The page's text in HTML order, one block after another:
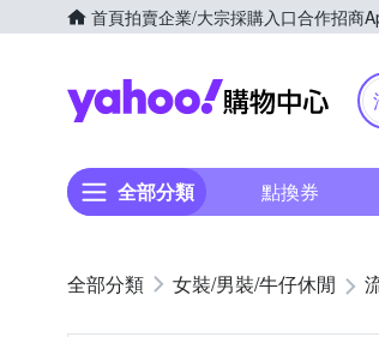
首頁拍賣企業/大宗採購入口合作招商
全部分類 點換券
女裝/男裝/牛仔休閒